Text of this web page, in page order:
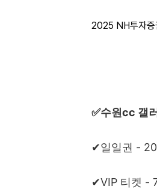
2025 NH투자증
✅수원cc 갤
✔일일권 -
✔VIP 티켓 -